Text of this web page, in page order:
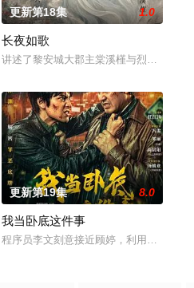
绝境。而他们不知，对方正是自己苦
涅槃重生，借私生女桑落的身份入住
以后，林知夏忽然对他说：“江逾白，
更新第18集 1.0
长夜如歌
讲述了黎安城大郡主棠溪槿与烈云峥之
穆英搭档，侦破阎王娶亲、五鬼运财、
手霍仙姑（陈瑶 饰）与九门诸人共赴
平王朝有史以来个以女子进士科三元
更新第19集 8.0
我当卧底这件事
程序员李文刻意接近顾婷，利用顾炎女